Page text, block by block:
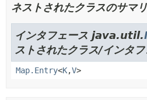
ネストされたクラスのサマ
インタフェース java.util.
ストされたクラス/インタフ
Map.Entry<K,V>